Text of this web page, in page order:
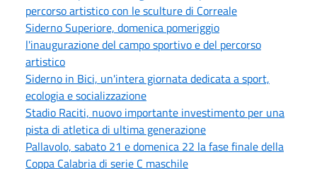
percorso artistico con le sculture di Correale
Siderno Superiore, domenica pomeriggio
l'inaugurazione del campo sportivo e del percorso
artistico
Siderno in Bici, un'intera giornata dedicata a sport,
ecologia e socializzazione
Stadio Raciti, nuovo importante investimento per una
pista di atletica di ultima generazione
Pallavolo, sabato 21 e domenica 22 la fase finale della
Coppa Calabria di serie C maschile